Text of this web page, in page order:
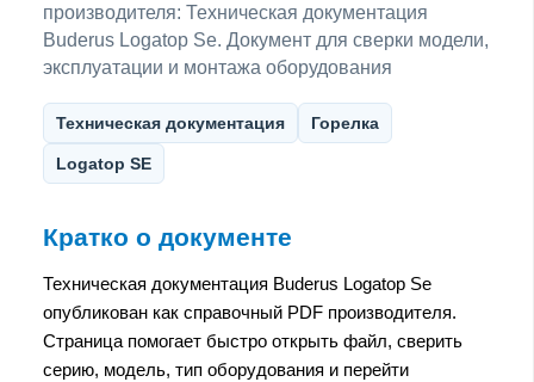
производителя: Техническая документация
Buderus Logatop Se. Документ для сверки модели,
эксплуатации и монтажа оборудования
Техническая документация Горелка
Logatop SE
Кратко о документе
Техническая документация Buderus Logatop Se
опубликован как справочный PDF производителя.
Страница помогает быстро открыть файл, сверить
серию, модель, тип оборудования и перейти